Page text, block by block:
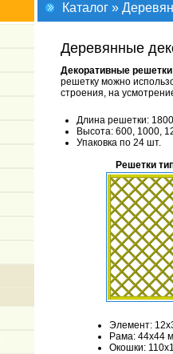
Каталог »
Деревянные
Декоративные решетки
решетку можно
строения, на
Длина решетки:
Высота: 600, 1000,
Упаковка по 24 шт.
Решетки
Элемент:
Рама: 44x44
Окошки: